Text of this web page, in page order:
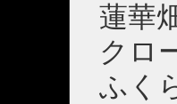
蓮華
クロ
ふく